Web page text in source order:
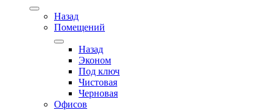
Назад
Помещений
Назад
Эконом
Под ключ
Чистовая
Черновая
Офисов